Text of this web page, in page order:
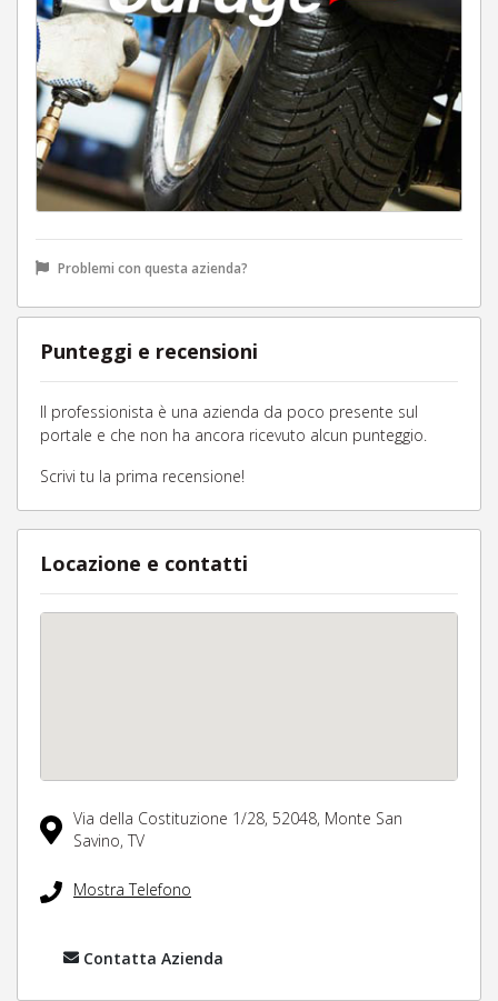
Problemi con questa azienda?
Punteggi e recensioni
Il professionista è una azienda da poco presente sul
portale e che non ha ancora ricevuto alcun punteggio.
Scrivi tu la prima recensione!
Locazione e contatti
Via della Costituzione 1/28, 52048, Monte San
Savino, TV
Mostra Telefono
Contatta Azienda